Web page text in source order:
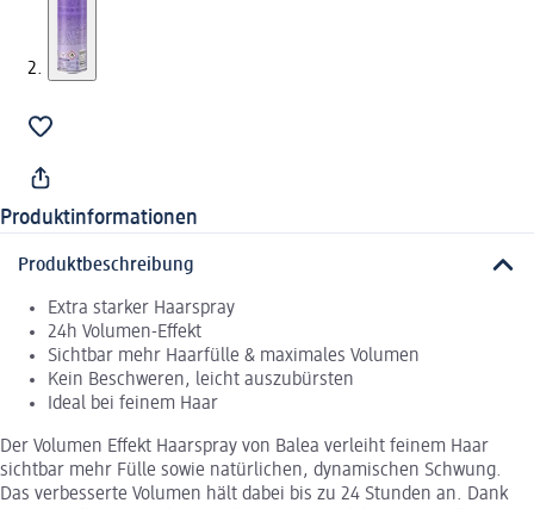
Produktinformationen
Produktbeschreibung
Extra starker Haarspray
24h Volumen-Effekt
Sichtbar mehr Haarfülle & maximales Volumen
Kein Beschweren, leicht auszubürsten
Ideal bei feinem Haar
Der Volumen Effekt Haarspray von Balea verleiht feinem Haar
sichtbar mehr Fülle sowie natürlichen, dynamischen Schwung.
Das verbesserte Volumen hält dabei bis zu 24 Stunden an. Dank